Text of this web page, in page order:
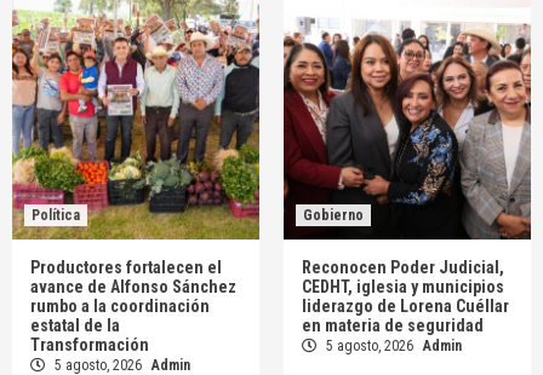
Política
Productores fortalecen el
avance de Alfonso Sánchez
rumbo a la coordinación
estatal de la
Transformación
5 agosto, 2026 Admin
Gobierno
Reconocen Poder Judicial,
CEDHT, iglesia y municipios
liderazgo de Lorena Cuéllar
en materia de seguridad
5 agosto, 2026 Admin